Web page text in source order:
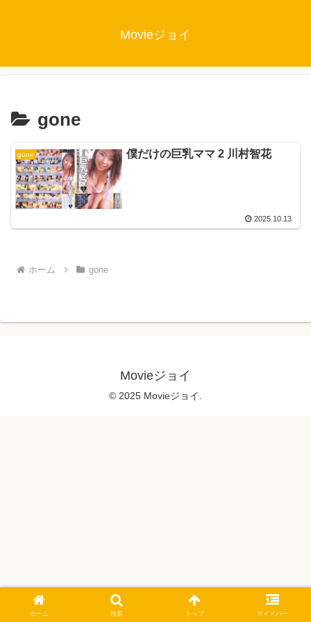
Movieジョイ
gone
gone 僕だけの巨乳ママ 2 川村智花
2025.10.13
ホーム gone
Movieジョイ
© 2025 Movieジョイ.
ホーム 検索 トップ サイドバー